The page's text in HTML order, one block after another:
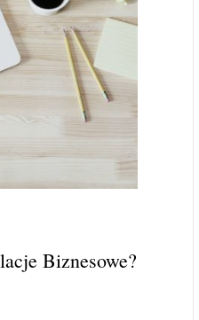
Biznesowe?